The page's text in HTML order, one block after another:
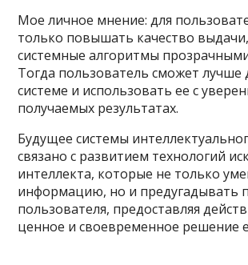
Мое личное мнение: для
только повышать качество
системные алгоритмы
Тогда пользователь сможет лучше
системе и использовать ее с
получаемых результатах.
Будущее системы
связано с развитием технологий
интеллекта, которые не только
информацию, но и предугадывать
пользователя, предоставляя
ценное и своевременное решение